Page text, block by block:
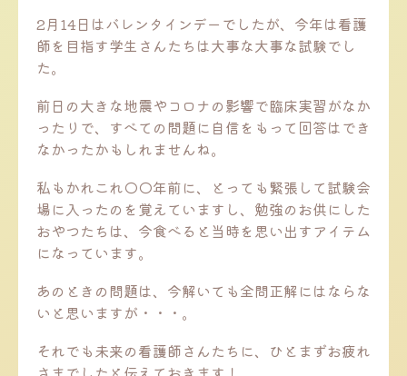
2月14日はバレンタインデーでしたが、今年は看護
師を目指す学生さんたちは大事な大事な試験でし
た。
前日の大きな地震やコロナの影響で臨床実習がなか
ったりで、すべての問題に自信をもって回答はでき
なかったかもしれませんね。
私もかれこれ◯◯年前に、とっても緊張して試験会
場に入ったのを覚えていますし、勉強のお供にした
おやつたちは、今食べると当時を思い出すアイテム
になっています。
あのときの問題は、今解いても全問正解にはならな
いと思いますが・・・。
それでも未来の看護師さんたちに、ひとまずお疲れ